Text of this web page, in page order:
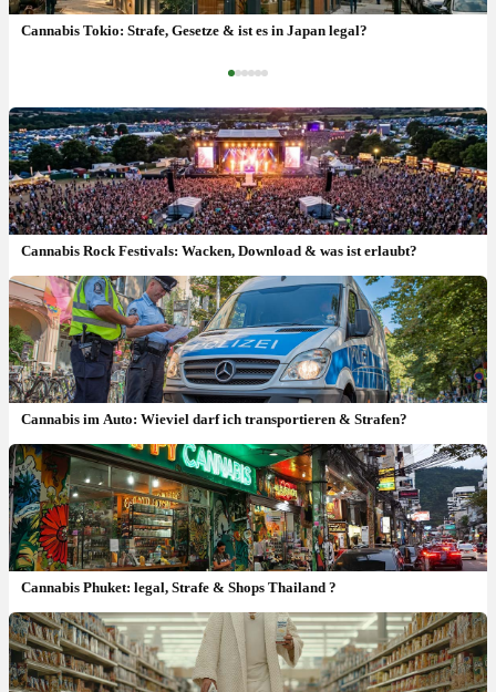
Cannabis Tokio: Strafe, Gesetze & ist es in Japan legal?
Haschisch erlaubte Menge: Wie viel Gramm darf ich besitzen?
Cannabis Rock Festivals: Wacken, Download & was ist erlaubt?
Cannabis im Auto: Wieviel darf ich transportieren & Strafen?
Cannabis Phuket: legal, Strafe & Shops Thailand ?